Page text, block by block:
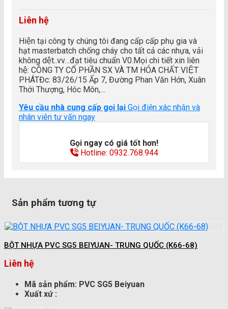
Liên hệ
Hiện tại công ty chúng tôi đang cấp cấp phụ gia và
hạt masterbatch chống cháy cho tất cả các nhựa, vải
không dệt..vv…đạt tiêu chuẩn V0.Mọi chi tiết xin liên
hệ: CÔNG TY CỔ PHẦN SX VÀ TM HÓA CHẤT VIỆT
PHÁTĐc: 83/26/15 Ấp 7, Đường Phan Văn Hớn, Xuân
Thới Thượng, Hóc Môn,…
Yêu cầu nhà cung cấp gọi lại Gọi điện xác nhận và
nhân viên tư vấn ngay
Gọi ngay có giá tốt hơn!
Hotline: 0932.768.944
Sản phẩm tương tự
BỘT NHỰA PVC SG5 BEIYUAN- TRUNG QUỐC (K66-68)
Liên hệ
Mã sản phẩm: PVC SG5 Beiyuan
Xuất xứ :